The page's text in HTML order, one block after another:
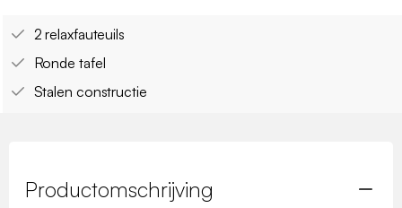
2 relaxfauteuils
Ronde tafel
Stalen constructie
Productomschrijving